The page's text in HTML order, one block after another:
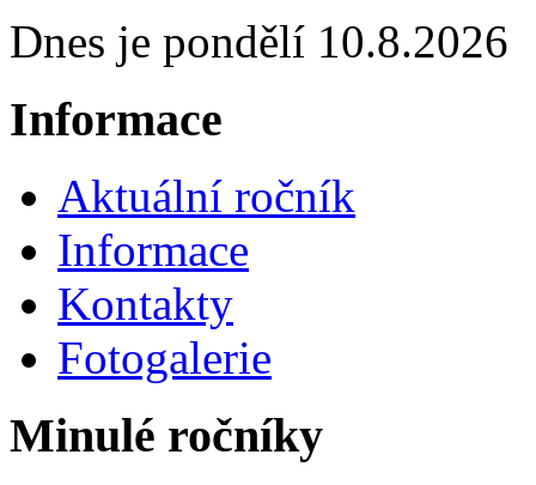
Dnes je pondělí 10.8.2026
Informace
Aktuální ročník
Informace
Kontakty
Fotogalerie
Minulé ročníky